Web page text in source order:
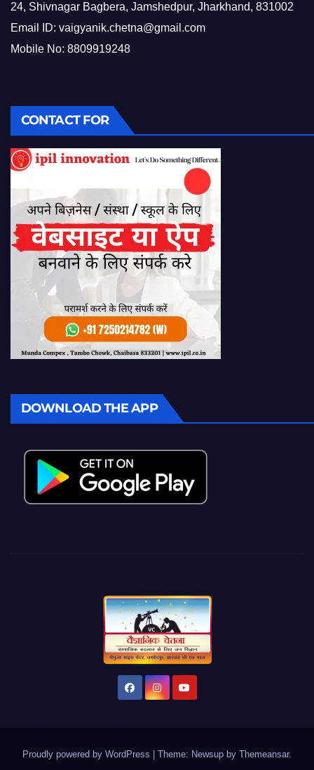
24, Shivnagar Bagbera, Jamshedpur, Jharkhand, 831002
Email ID: vaigyanik.chetna@gmail.com
Mobile No: 8809919248
CONTACT FOR
DOWNLOAD THE APP
Proudly powered by WordPress Theme: Newsup by Themeansar.